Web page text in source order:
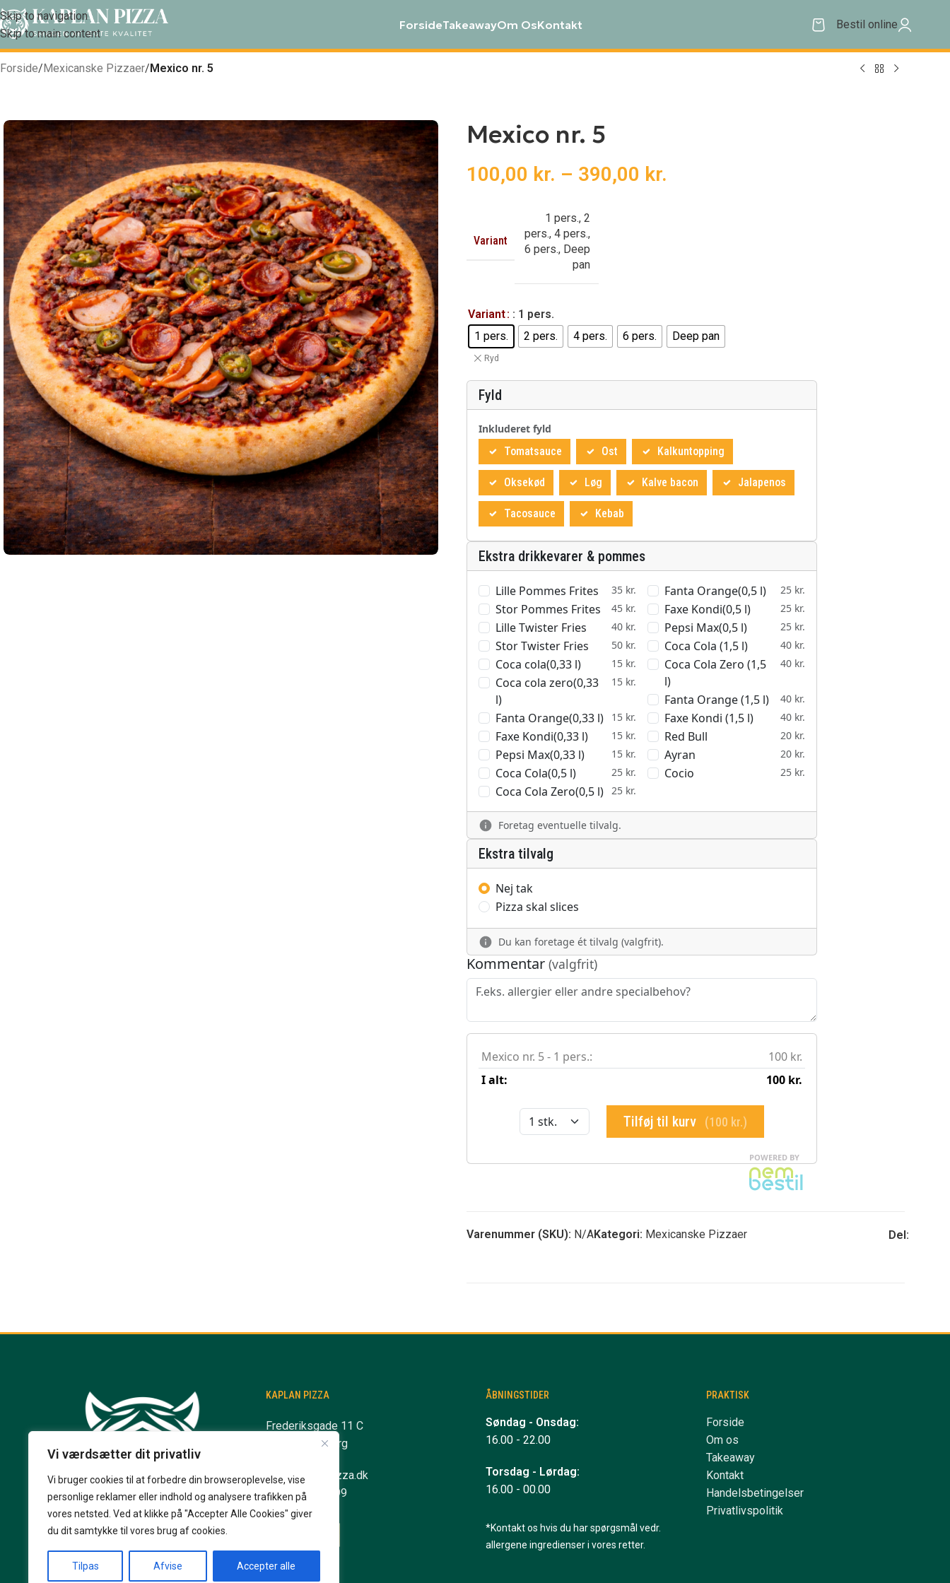
Vi værdsætter dit privatliv
Vi bruger cookies til at forbedre din browseroplevelse, vise
personlige reklamer eller indhold og analysere trafikken på
vores netsted. Ved at klikke på "Accepter Alle Cookies" giver
du dit samtykke til vores brug af cookies.
Tilpas Afvise Accepter alle
Skip to navigation
Skip to main content
ForsideTakeawayOm OsKontakt Bestil online
Forside/Mexicanske Pizzaer/Mexico nr. 5
Mexico nr. 5
100,00 kr. – 390,00 kr.
Variant
1 pers., 2
pers., 4 pers.,
6 pers., Deep
pan
Variant : 1 pers.
1 pers.
2 pers. 4 pers. 6 pers. Deep pan
Ryd
Varenummer (SKU): N/AKategori: Mexicanske Pizzaer Del:
KAPLAN PIZZA
Frederiksgade 11 C
5700 Svendborg
info@kaplanpizza.dk
+45 62 20 10 99
ÅBNINGSTIDER
Søndag - Onsdag:
16.00 - 22.00
Torsdag - Lørdag:
16.00 - 00.00
*Kontakt os hvis du har spørgsmål vedr.
allergene ingredienser i vores retter.
PRAKTISK
Forside
Om os
Takeaway
Kontakt
Handelsbetingelser
Privatlivspolitik